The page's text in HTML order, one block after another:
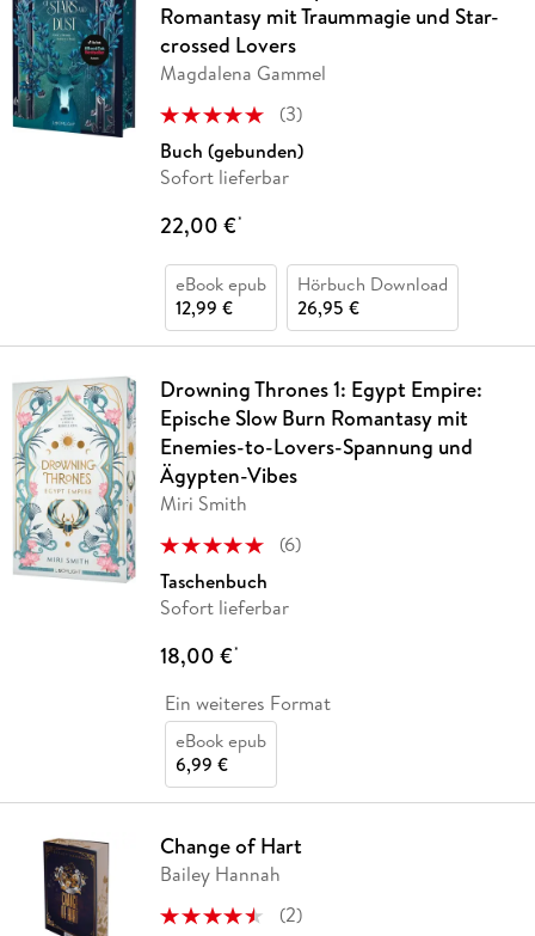
Romantasy mit Traummagie und Star-
crossed Lovers
Magdalena Gammel
(3)
Buch (gebunden)
Sofort lieferbar
22,00 €*
eBook epub
12,99 €
Hörbuch Download
26,95 €
Drowning Thrones 1: Egypt Empire:
Epische Slow Burn Romantasy mit
Enemies-to-Lovers-Spannung und
Ägypten-Vibes
Miri Smith
(6)
Taschenbuch
Sofort lieferbar
18,00 €*
Ein weiteres Format
eBook epub
6,99 €
Change of Hart
Bailey Hannah
(2)